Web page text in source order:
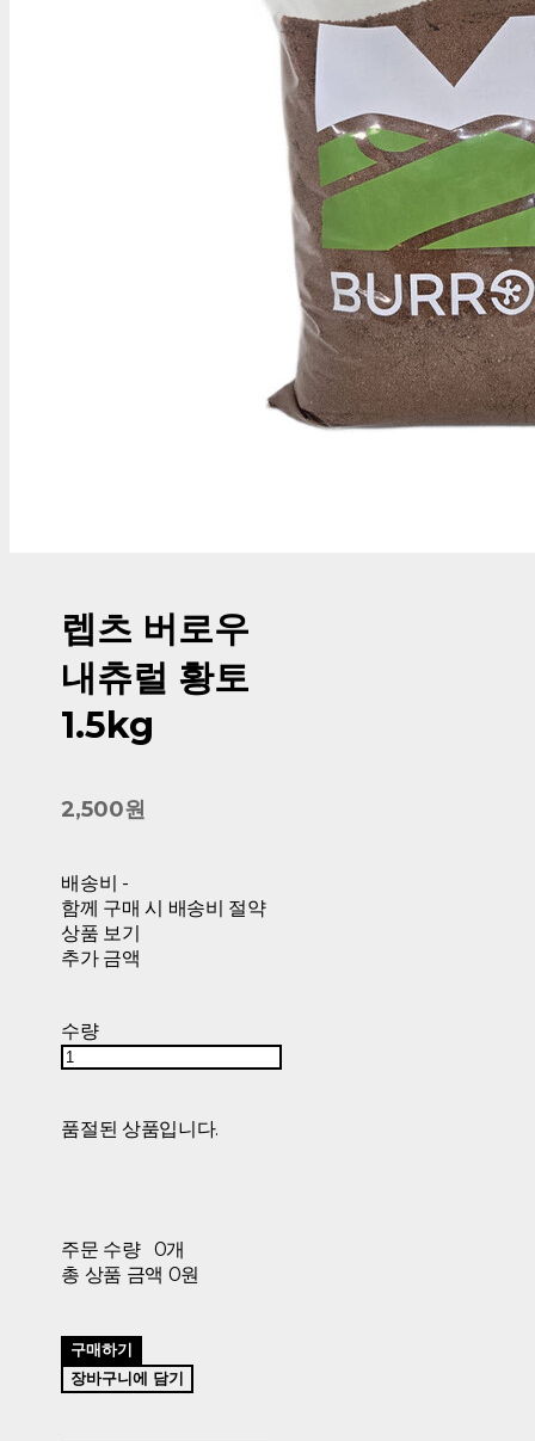
렙츠 버로우
내츄럴 황토
1.5kg
2,500원
배송비 -
함께 구매 시 배송비 절약
상품 보기
추가 금액
수량
품절된 상품입니다.
주문 수량
0개
총 상품 금액 0원
구매하기
장바구니에 담기